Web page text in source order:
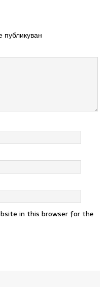
in this browser for the